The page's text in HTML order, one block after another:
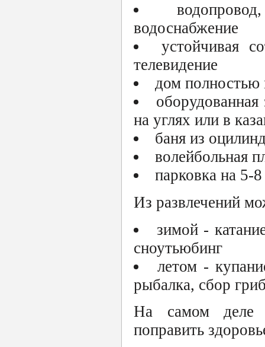
водоснабжение
устойчивая
телевидение
дом полностью
на углях или в
баня из
волейбольная
парковка на 5-
Из развлечений
зимой -
сноутьюбинг
летом -
рыбалка, сбор
На самом деле
поправить